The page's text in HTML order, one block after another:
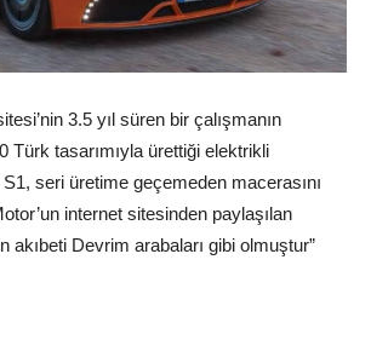
’nin 3.5 yıl süren bir çalışmanın
Türk tasarımıyla ürettiği elektrikli
, seri üretime geçemeden macerasını
internet sitesinden paylaşılan
akıbeti Devrim arabaları gibi olmuştur”